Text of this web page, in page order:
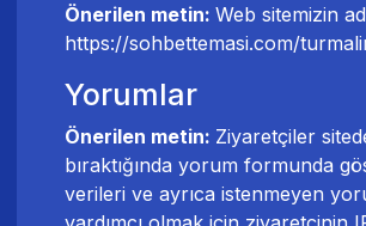
Önerilen metin: Web sitemizin
https://sohbettemasi.com/
Yorumlar
Önerilen metin: Ziyaretçiler
bıraktığında yorum formunda
verileri ve ayrıca istenmeyen